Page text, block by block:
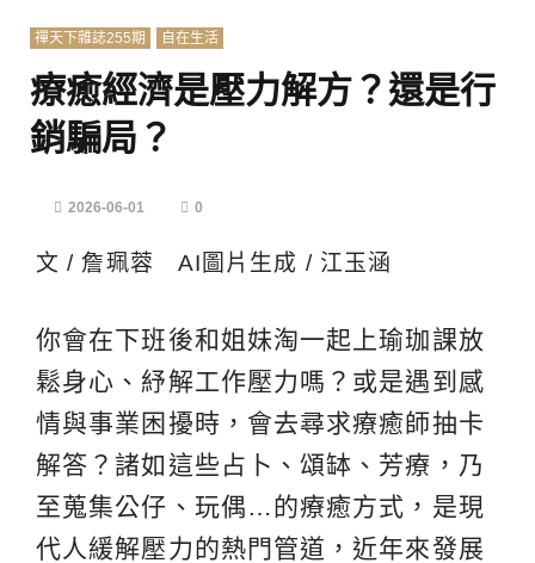
禪天下雜誌255期 自在生活
療癒經濟是壓力解方？還是行
銷騙局？
2026-06-01 0
文 / 詹珮蓉 AI圖片生成 / 江玉涵
你會在下班後和姐妹淘一起上瑜珈課放
鬆身心、紓解工作壓力嗎？或是遇到感
情與事業困擾時，會去尋求療癒師抽卡
解答？諸如這些占卜、頌缽、芳療，乃
至蒐集公仔、玩偶…的療癒方式，是現
代人緩解壓力的熱門管道，近年來發展